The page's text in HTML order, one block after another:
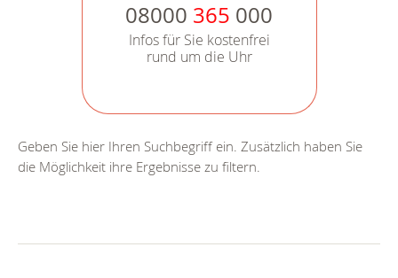
08000 365 000
Infos für Sie kostenfrei
rund um die Uhr
Geben Sie hier Ihren Suchbegriff ein. Zusätzlich haben Sie
die Möglichkeit ihre Ergebnisse zu filtern.